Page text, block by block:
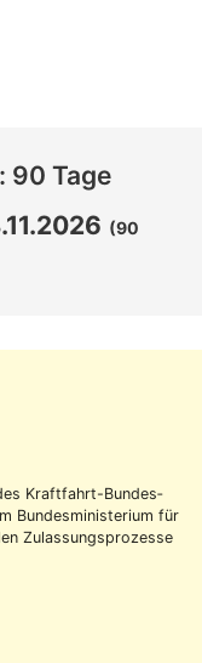
90 Tage
(90
Kraft­fahrt-Bundes­
Bundes­ministerium für
Zulassungs­prozesse